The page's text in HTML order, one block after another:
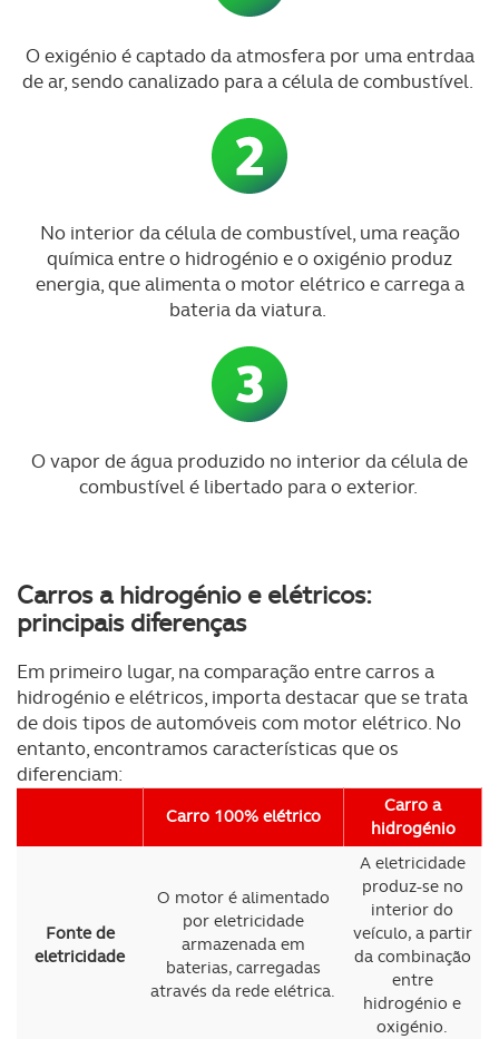
O exigénio é captado da atmosfera por uma entrdaa
de ar, sendo canalizado para a célula de combustível.
No interior da célula de combustível, uma reação
química entre o hidrogénio e o oxigénio produz
energia, que alimenta o motor elétrico e carrega a
bateria da viatura.
O vapor de água produzido no interior da célula de
combustível é libertado para o exterior.
Carros a hidrogénio e elétricos:
principais diferenças
Em primeiro lugar, na comparação entre carros a
hidrogénio e elétricos, importa destacar que se trata
de dois tipos de automóveis com motor elétrico. No
entanto, encontramos características que os
diferenciam:
Carro 100% elétrico
Carro a
hidrogénio
Fonte de
eletricidade
O motor é alimentado
por eletricidade
armazenada em
baterias, carregadas
através da rede elétrica.
A eletricidade
produz-se no
interior do
veículo, a partir
da combinação
entre
hidrogénio e
oxigénio.